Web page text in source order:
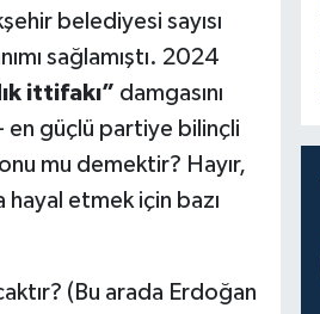
belediyesi sayısı
sağlamıştı. 2024
ittifakı” damgasını
en güçlü partiye bilinçli
mu demektir? Hayır,
etmek için bazı
(Bu arada Erdoğan